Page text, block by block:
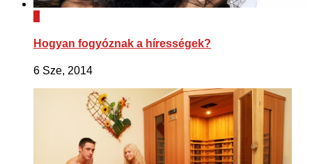
Hogyan fogyóznak a hírességek?
6 Sze, 2014